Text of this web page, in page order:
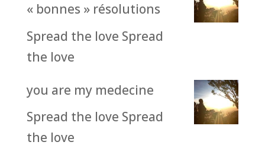
« bonnes » résolutions
Spread the love Spread
the love
you are my medecine
Spread the love Spread
the love